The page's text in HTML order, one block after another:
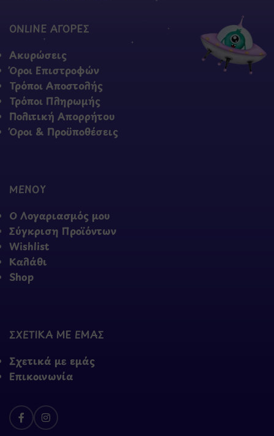
ONLINE ΑΓΟΡΕΣ
Ακυρώσεις
Όροι Επιστροφών
Τρόποι Αποστολής
Τρόποι Πληρωμής
Πολιτική Απορρήτου
Όροι & Προϋποθέσεις
ΜΕΝΟΥ
Ο Λογαριασμός μου
Σύγκριση Προϊόντων
Wishlist
Καλάθι
Shop
ΣΧΕΤΙΚΑ ΜΕ ΕΜΑΣ
Σχετικά με εμάς
Επικοινωνία